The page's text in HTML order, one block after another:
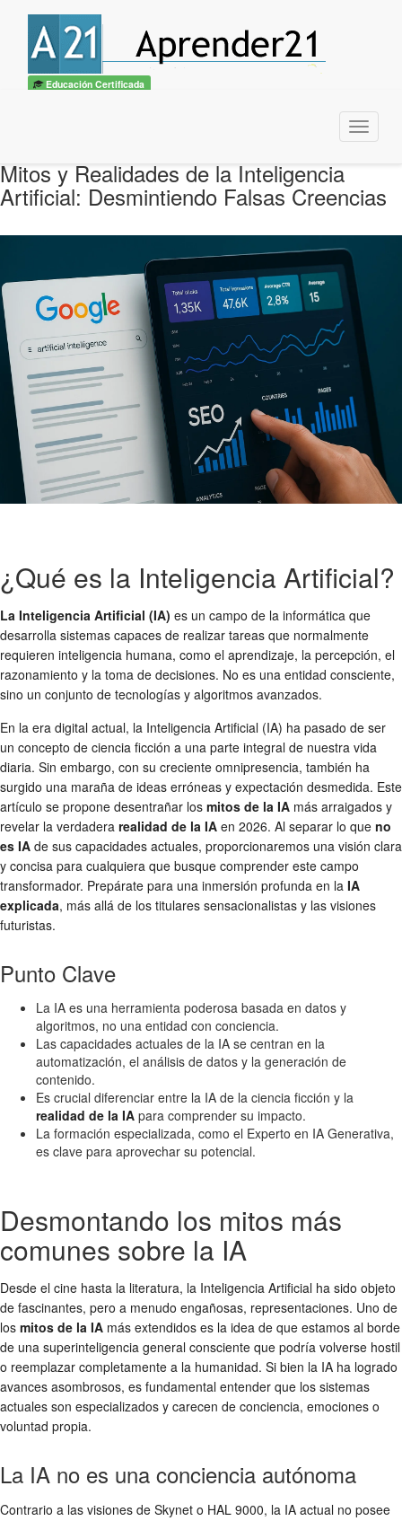
Educación Certificada
Menu
Mitos y Realidades de la Inteligencia
Artificial: Desmintiendo Falsas Creencias
¿Qué es la Inteligencia Artificial?
La Inteligencia Artificial (IA) es un campo de la informática que
desarrolla sistemas capaces de realizar tareas que normalmente
requieren inteligencia humana, como el aprendizaje, la percepción, el
razonamiento y la toma de decisiones. No es una entidad consciente,
sino un conjunto de tecnologías y algoritmos avanzados.
En la era digital actual, la Inteligencia Artificial (IA) ha pasado de ser
un concepto de ciencia ficción a una parte integral de nuestra vida
diaria. Sin embargo, con su creciente omnipresencia, también ha
surgido una maraña de ideas erróneas y expectación desmedida. Este
artículo se propone desentrañar los mitos de la IA más arraigados y
revelar la verdadera realidad de la IA en 2026. Al separar lo que no
es IA de sus capacidades actuales, proporcionaremos una visión clara
y concisa para cualquiera que busque comprender este campo
transformador. Prepárate para una inmersión profunda en la IA
explicada, más allá de los titulares sensacionalistas y las visiones
futuristas.
Punto Clave
La IA es una herramienta poderosa basada en datos y
algoritmos, no una entidad con conciencia.
Las capacidades actuales de la IA se centran en la
automatización, el análisis de datos y la generación de
contenido.
Es crucial diferenciar entre la IA de la ciencia ficción y la
realidad de la IA para comprender su impacto.
La formación especializada, como el Experto en IA Generativa,
es clave para aprovechar su potencial.
Desmontando los mitos más
comunes sobre la IA
Desde el cine hasta la literatura, la Inteligencia Artificial ha sido objeto
de fascinantes, pero a menudo engañosas, representaciones. Uno de
los mitos de la IA más extendidos es la idea de que estamos al borde
de una superinteligencia general consciente que podría volverse hostil
o reemplazar completamente a la humanidad. Si bien la IA ha logrado
avances asombrosos, es fundamental entender que los sistemas
actuales son especializados y carecen de conciencia, emociones o
voluntad propia.
La IA no es una conciencia autónoma
Contrario a las visiones de Skynet o HAL 9000, la IA actual no posee